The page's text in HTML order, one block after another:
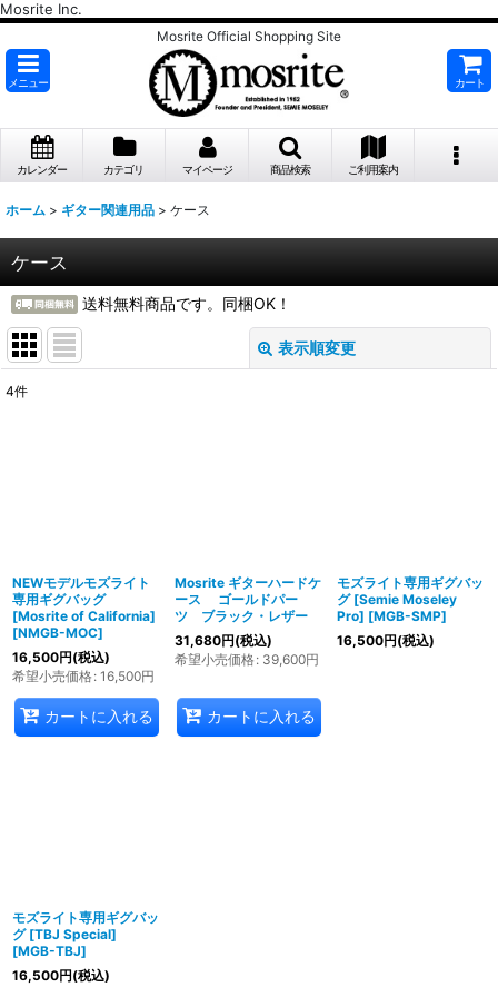
Mosrite Inc.
Mosrite Official Shopping Site
メニュー カート
カレンダー カテゴリ マイページ 商品検索 ご利用案内
ホーム > ギター関連用品 > ケース
ケース
送料無料商品です。同梱OK！
表示順変更
4件
NEWモデルモズライト
専用ギグバッグ
[Mosrite of California]
[NMGB-MOC]
16,500円(税込)
希望小売価格: 16,500円
カートに入れる
Mosrite ギターハードケ
ース ゴールドパー
ツ ブラック・レザー
31,680円(税込)
希望小売価格: 39,600円
カートに入れる
モズライト専用ギグバッ
グ [Semie Moseley
Pro] [MGB-SMP]
16,500円(税込)
モズライト専用ギグバッ
グ [TBJ Special]
[MGB-TBJ]
16,500円(税込)